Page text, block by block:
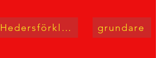
grundare
Hedersförklaring